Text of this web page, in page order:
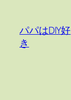
パパはDIY好
き